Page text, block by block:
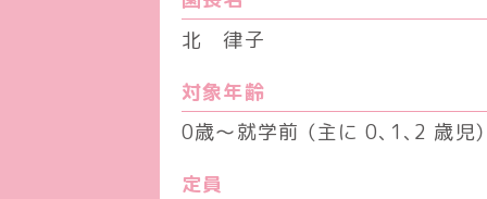
北 律子
対象年齢
0歳～就学前 （主に 0、1、2 歳児）
定員